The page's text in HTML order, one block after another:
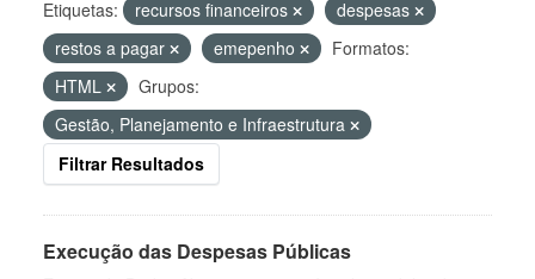
Etiquetas: recursos financeiros
despesas
restos a pagar
emepenho
Formatos:
HTML
Grupos:
Gestão, Planejamento e Infraestrutura
Filtrar Resultados
Execução das Despesas Públicas